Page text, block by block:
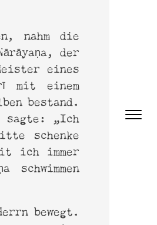
nahm die
der
eines
mit einem
bestand.
sagte: „Ich
schenke
ich immer
bewegt.